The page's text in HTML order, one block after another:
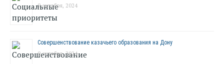
9 октября, 2024
Совершенствование казачьего образования на Дону
9 октября, 2024